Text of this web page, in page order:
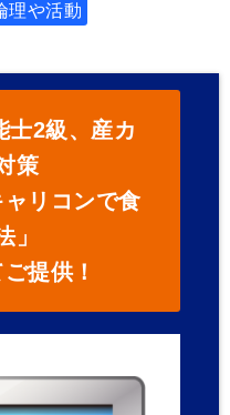
理や活動
士2級、産カ
策
ャリコンで食
」
提供！